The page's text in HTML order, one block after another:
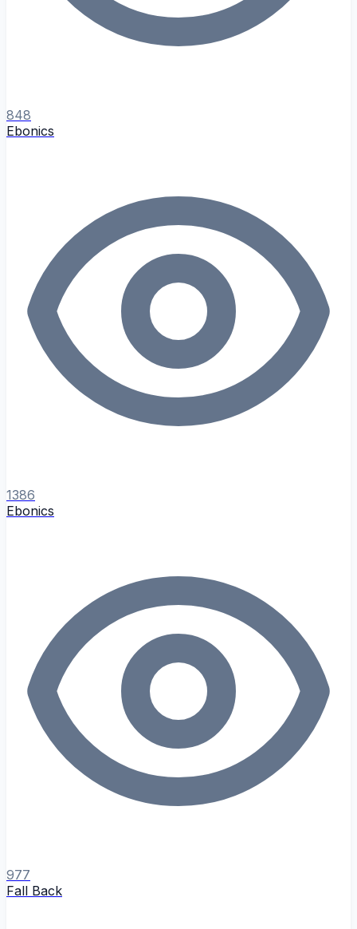
848
Ebonics
1386
Ebonics
977
Fall Back